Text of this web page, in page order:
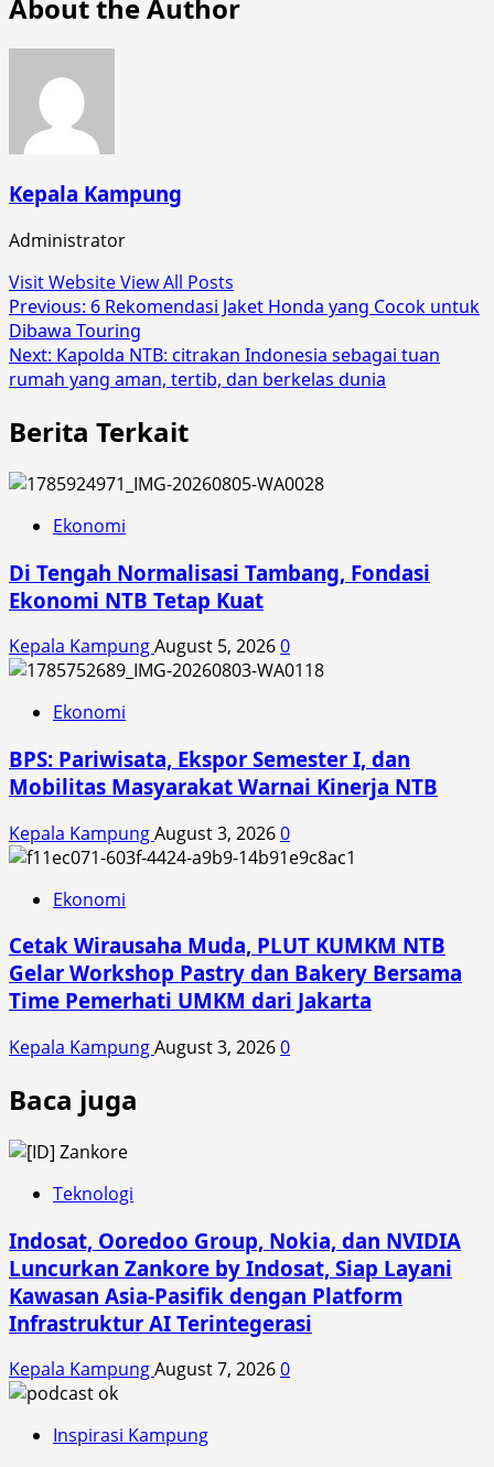
About the Author
Kepala Kampung
Administrator
Visit WebsiteView All Posts
Post
navigation
Previous: 6 Rekomendasi Jaket Honda yang Cocok untuk
Dibawa Touring
Next: Kapolda NTB: citrakan Indonesia sebagai tuan
rumah yang aman, tertib, dan berkelas dunia
Berita Terkait
Ekonomi
Di Tengah Normalisasi Tambang, Fondasi
Ekonomi NTB Tetap Kuat
Kepala KampungAugust 5, 20260
Ekonomi
BPS: Pariwisata, Ekspor Semester I, dan
Mobilitas Masyarakat Warnai Kinerja NTB
Kepala KampungAugust 3, 20260
Ekonomi
Cetak Wirausaha Muda, PLUT KUMKM NTB
Gelar Workshop Pastry dan Bakery Bersama
Time Pemerhati UMKM dari Jakarta
Kepala KampungAugust 3, 20260
Baca juga
Teknologi
Indosat, Ooredoo Group, Nokia, dan NVIDIA
Luncurkan Zankore by Indosat, Siap Layani
Kawasan Asia-Pasifik dengan Platform
Infrastruktur AI Terintegerasi
Kepala KampungAugust 7, 20260
Inspirasi Kampung